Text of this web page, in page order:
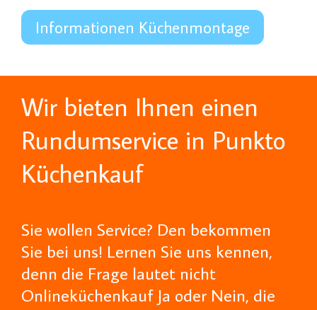
Informationen Küchenmontage
Wir bieten Ihnen einen
Rundumservice in Punkto
Küchenkauf
Sie wollen Service? Den bekommen
Sie bei uns! Lernen Sie uns kennen,
denn die Frage lautet nicht
Onlineküchenkauf Ja oder Nein, die